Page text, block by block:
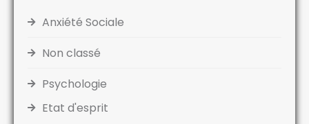
Anxiété Sociale
Non classé
Psychologie
Etat d'esprit